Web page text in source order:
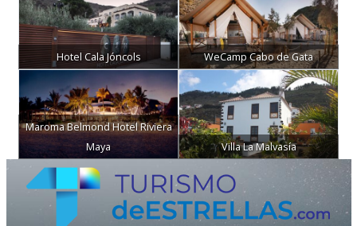
Hotel Cala Jóncols WeCamp Cabo de Gata
Maroma Belmond Hotel Riviera
Maya
Villa La Malvasía